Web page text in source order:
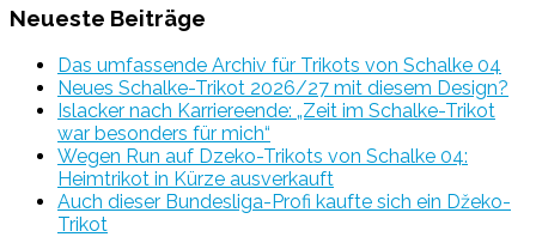
Neueste Beiträge
Das umfassende Archiv für Trikots von Schalke 04
Neues Schalke-Trikot 2026/27 mit diesem Design?
Islacker nach Karriereende: „Zeit im Schalke-Trikot
war besonders für mich“
Wegen Run auf Dzeko-Trikots von Schalke 04:
Heimtrikot in Kürze ausverkauft
Auch dieser Bundesliga-Profi kaufte sich ein Džeko-
Trikot